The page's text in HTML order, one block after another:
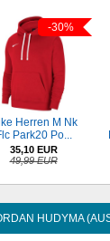
-30%
Herren M Nk
Park20 Po...
35,10 EUR
49,99 EUR
HUDYMA